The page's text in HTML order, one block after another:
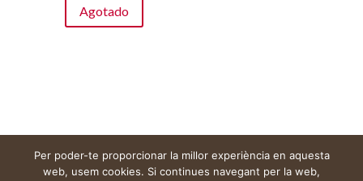
Agotado
Aviso legal Carrito Mi cuenta
Per poder-te proporcionar la millor experiència en aquesta
web, usem cookies. Si continues navegant per la web,